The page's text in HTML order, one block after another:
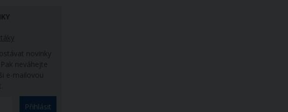
novinky
neváhejte
e-mailovou
Přihlásit